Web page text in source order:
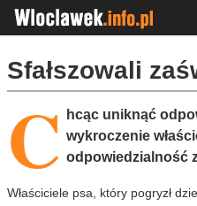
Sfałszowali
C
hcąc uniknąć
wykroczenie
odpowiedzialność
Właściciele psa, który pogryzł